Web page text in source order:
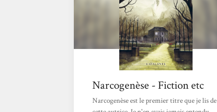
Narcogenèse - Fiction etc
Narcogenèse est le premier titre que je lis de